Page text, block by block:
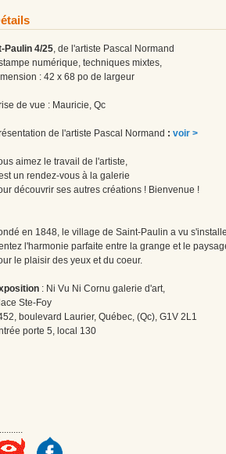
Paulin 4/25, de l'artiste Pascal Normand
numérique, techniques mixtes,
: 42 x 68 po de largeur
de vue : Mauricie, Qc
de l'artiste Pascal Normand : voir >
aimez le travail de l'artiste,
un rendez-vous à la galerie
découvrir ses autres créations ! Bienvenue !
en 1848, le village de Saint-Paulin a vu
l'harmonie parfaite entre la grange et le
le plaisir des yeux et du coeur.
: Ni Vu Ni Cornu galerie d'art,
Ste-Foy
boulevard Laurier, Québec, (Qc), G1V 2L1
porte 5, local 130